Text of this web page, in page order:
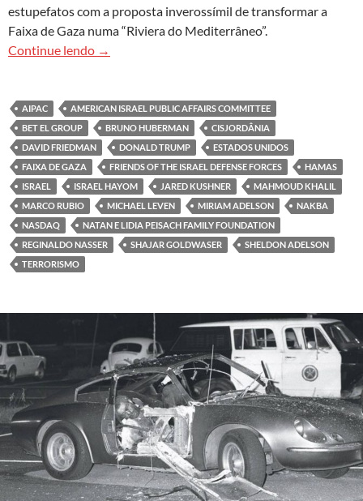
estupefatos com a proposta inverossímil de transformar a
Faixa de Gaza numa “Riviera do Mediterrâneo”.
Continue lendo Estados Unidos e Israel, o que está por trás
→
AIPAC
AMERICAN ISRAEL PUBLIC AFFAIRS COMMITTEE
BET EL GROUP
BRUNO HUBERMAN
CISJORDÂNIA
DAVID FRIEDMAN
DONALD TRUMP
ESTADOS UNIDOS
FAIXA DE GAZA
FRIENDS OF THE ISRAEL DEFENSE FORCES
HAMAS
ISRAEL
ISRAEL HAYOM JARED KUSHNER
MAHMOUD KHALIL
MARCO RUBIO
MICHAEL LEVEN MIRIAM ADELSON
NAKBA
NASDAQ
NATAN E LIDIA PEISACH FAMILY FOUNDATION
REGINALDO NASSER
SHAJAR GOLDWASER
SHELDON ADELSON
TERRORISMO